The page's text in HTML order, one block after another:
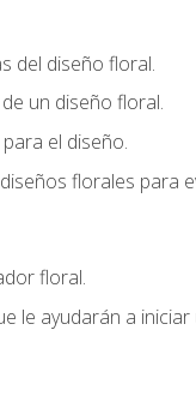
del diseño floral.
un diseño floral.
el diseño.
florales para
floral.
le ayudarán a